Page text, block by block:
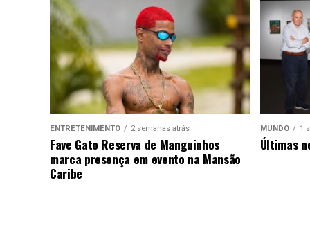
ENTRETENIMENTO 2 semanas atrás
Fave Gato Reserva de Manguinhos
marca presença em evento na Mansão
Caribe
MUNDO 1
Últimas